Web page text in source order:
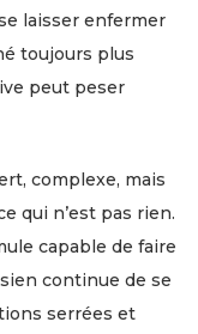
laisser enfermer
toujours plus
peut peser
complexe, mais
qui n’est pas rien.
capable de faire
continue de se
serrées et